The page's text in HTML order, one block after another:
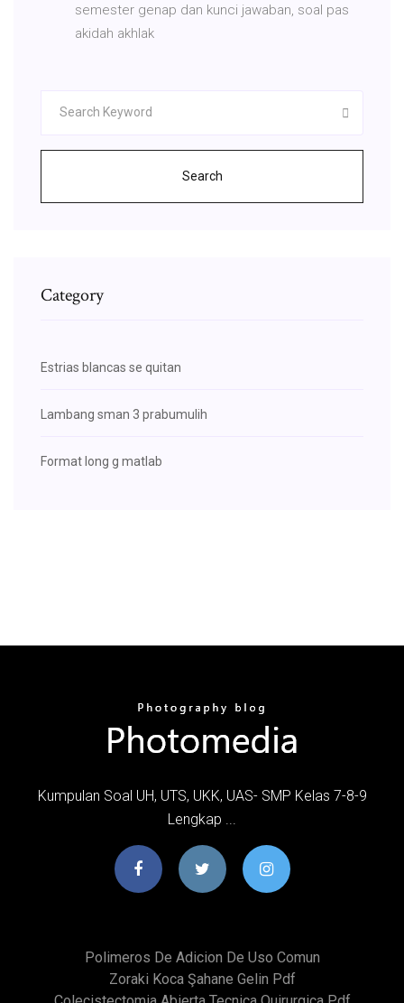
semester genap dan kunci jawaban, soal pas
akidah akhlak
Search
Category
Estrias blancas se quitan
Lambang sman 3 prabumulih
Format long g matlab
Kumpulan Soal UH, UTS, UKK, UAS- SMP Kelas 7-8-9
Lengkap ...
Polimeros De Adicion De Uso Comun
Zoraki Koca Şahane Gelin Pdf